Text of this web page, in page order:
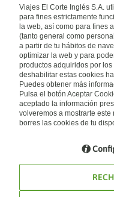
Quiénes somos
Financiación
Sostenibilidad
Turismo accesible
Tarjeta El Corte Inglés
Trabaja con nosotros
El Corte Inglés
Canal Ético
Enlaces de
Guías de viaje
Catálogos
Auto check-in
Condiciones Generales
Política de privacidad
Política de cookies
Accesibilidad
Empresas/ Grupos
Internacional
España
Visita nuestro blog
Blog de Viajes el Corte
Viajes El Corte Inglés S.A.
para fines estrictamente
la web, así como para fines
(tanto general como
a partir de tu hábitos de
optimizar la web y para
productos adquiridos por
deshabilitar estas cookies
Puedes obtener más
Pulsa el botón Aceptar
aceptado la información
volveremos a mostrarte
borres las cookies de tu